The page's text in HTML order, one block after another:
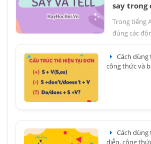
say trong
Trong tiếng
đúng các
Cách
công thức và
Cách
diễn, công